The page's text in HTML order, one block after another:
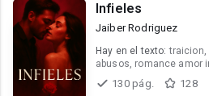
Infieles
Jaiber Rodriguez
Hay en el texto:traicion,
abusos, romance amor
130 pág.
128